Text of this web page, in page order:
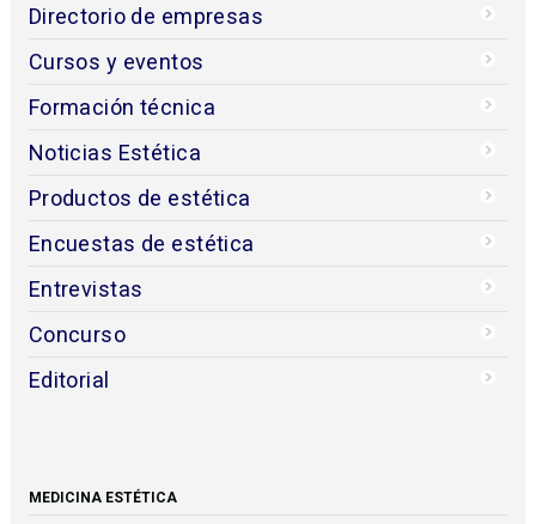
Directorio de empresas
Cursos y eventos
Formación técnica
Noticias Estética
Productos de estética
Encuestas de estética
Entrevistas
Concurso
Editorial
MEDICINA ESTÉTICA